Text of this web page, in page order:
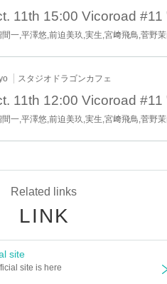
間一,平澤悠,前迫美玖,実生,宮﨑飛鳥,菅野
スタジオドラゴンカフェ
間一,平澤悠,前迫美玖,実生,宮﨑飛鳥,菅野
Related links
LINK
site
site is here